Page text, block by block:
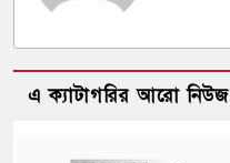
এ ক্যাটাগরির আরো নিউজ